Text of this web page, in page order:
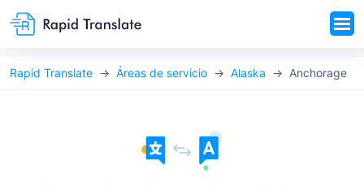
Rapid Translate Áreas de servicio Alaska Anchorage